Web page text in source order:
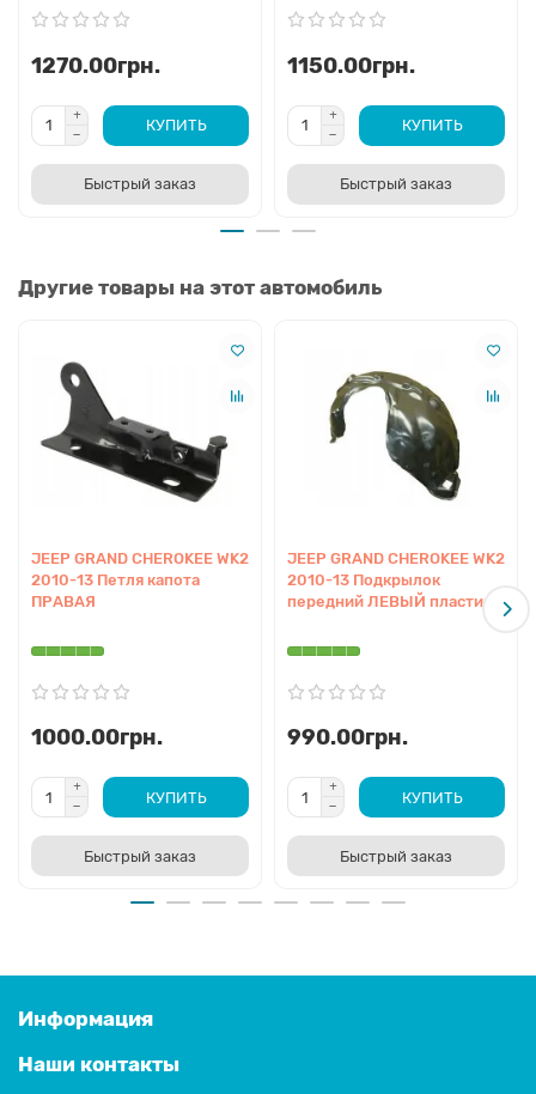
1270.00грн.
КУПИТЬ
Быстрый заказ
1150.00грн.
КУПИТЬ
Быстрый заказ
Другие товары на этот автомобиль
JEEP GRAND CHEROKEE WK2
2010-13 Петля капота
ПРАВАЯ
1000.00грн.
КУПИТЬ
Быстрый заказ
JEEP GRAND CHEROKEE WK2
2010-13 Подкрылок
передний ЛЕВЫЙ пластик
990.00грн.
КУПИТЬ
Быстрый заказ
Информация
Наши контакты